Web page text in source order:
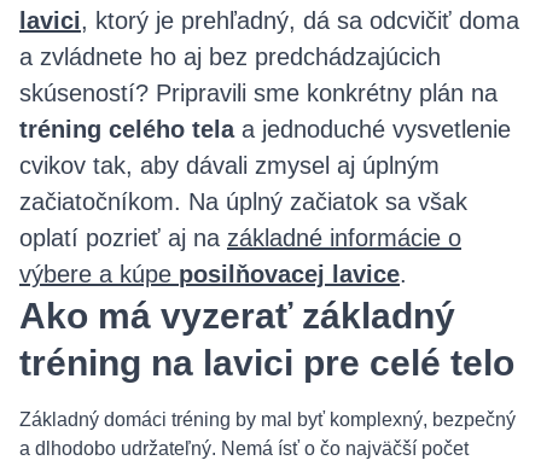
lavici, ktorý je prehľadný, dá sa odcvičiť doma
a zvládnete ho aj bez predchádzajúcich
skúseností? Pripravili sme konkrétny plán na
tréning celého telaa jednoduché vysvetlenie
cvikov tak, aby dávali zmysel aj úplným
začiatočníkom. Na úplný začiatok sa však
oplatí pozrieť aj na základné informácie o
výbere a kúpe posilňovacej lavice.
Ako má vyzerať základný
tréning na lavici pre celé telo
Základný domáci tréning by mal byť komplexný, bezpečný
a dlhodobo udržateľný. Nemá ísť o čo najväčší počet